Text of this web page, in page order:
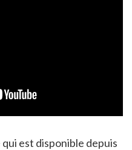
est disponible depuis